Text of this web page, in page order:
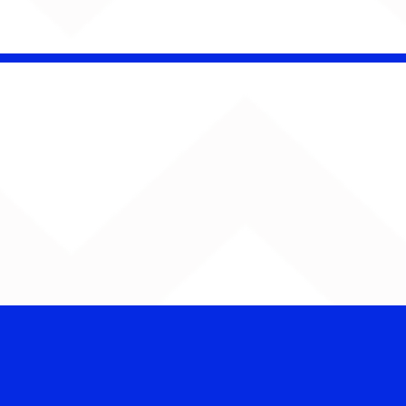
Bebé Pacheco e Ubandu